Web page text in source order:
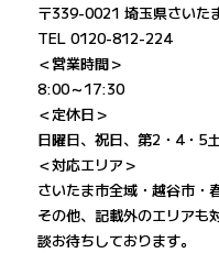
〒339-0021 埼玉県さいた
TEL 0120-812-224
＜営業時間＞
8:00～17:30
＜定休日＞
日曜日、祝日、第2・4・5
＜対応エリア＞
さいたま市全域・越谷市・
その他、記載外のエリアも
談お待ちしております。